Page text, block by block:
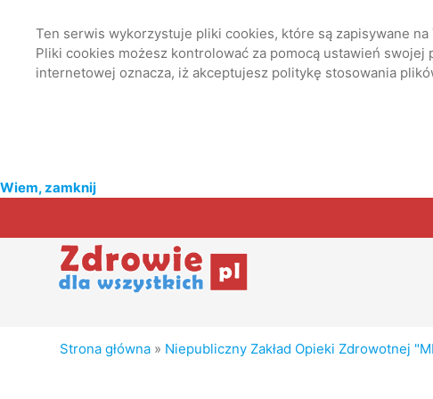
Ten serwis wykorzystuje pliki cookies, które są zapisywane
Pliki cookies możesz kontrolować za pomocą ustawień
internetowej oznacza, iż akceptujesz politykę stosowania
Wiem, zamknij
Strona główna » Niepubliczny Zakład Opieki Zdrowotnej